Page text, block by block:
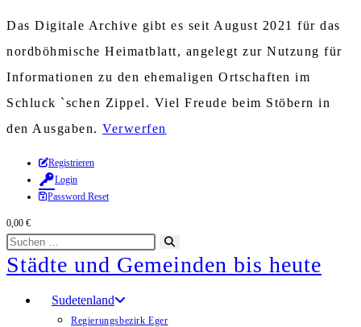
Das Digitale Archive gibt es seit August 2021 für das
nordböhmische Heimatblatt, angelegt zur Nutzung für
Informationen zu den ehemaligen Ortschaften im
Schluck `schen Zippel. Viel Freude beim Stöbern in
den Ausgaben. Verwerfen
Zum
Inhalt
springen
Registrieren
Login
Password Reset
0,00 €
Diese
Website
durchsuchen
starten
Städte und Gemeinden bis heute
Sudetenland
Regierungsbezirk Eger